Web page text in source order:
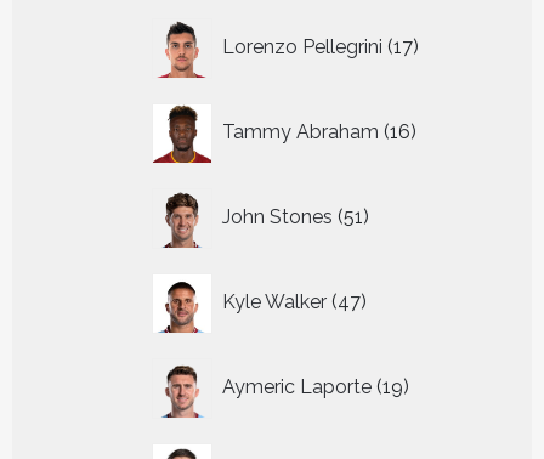
Lorenzo Pellegrini 17
producten
Tammy Abraham 16
producten
John Stones 51
producten
Kyle Walker 47
producten
Aymeric Laporte 19
producten